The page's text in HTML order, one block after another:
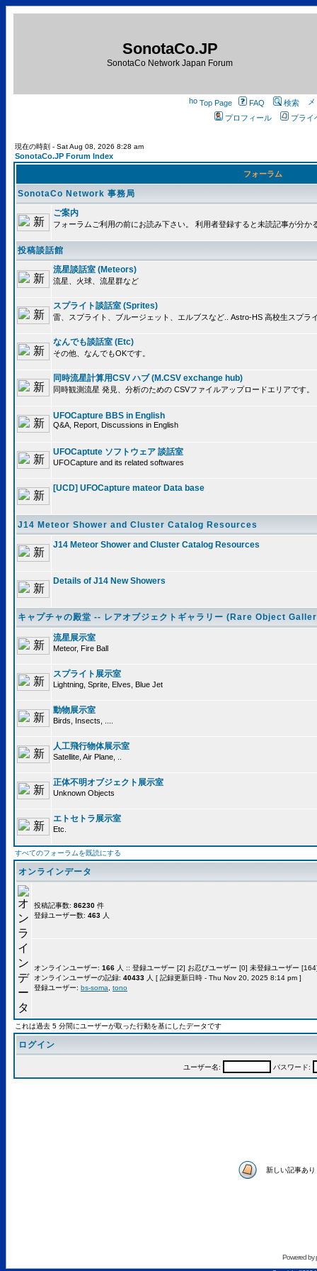
SonotaCo.JP
SonotaCo Network Japan Forum
Top Page FAQ
検索
プロフィール
プライ
現在の時刻 - Sat Aug 08, 2026 8:28 am
SonotaCo.JP Forum Index
フォーラム
SonotaCo Network 事務局
ご案内
フォーラムご利用の前にお読み下さい。 利用者登録すると未読記事が分か
投稿談話館
流星談話室 (Meteors)
流星、火球、流星群など
スプライト談話室 (Sprites)
雷、スプライト、ブルージェット、エルブスなど.. Astro-HS 高校生スプラ
なんでも談話室 (Etc)
その他、なんでもOKです。
同時流星計算用CSV ハブ (M.CSV exchange hub)
同時観測流星 発見、分析のための CSVファイルアップロードエリアです。
UFOCapture BBS in English
Q&A, Report, Discussions in English
UFOCaptute ソフトウェア 談話室
UFOCapture and its related softwares
[UCD] UFOCapture mateor Data base
J14 Meteor Shower and Cluster Catalog Resources
J14 Meteor Shower and Cluster Catalog Resources
Details of J14 New Showers
キャプチャの殿堂 -- レアオブジェクトギャラリー (Rare Object
流星展示室
Meteor, Fire Ball
スプライト展示室
Lightning, Sprite, Elves, Blue Jet
動物展示室
Birds, Insects, ....
人工飛行物体展示室
Satellite, Air Plane, ..
正体不明オブジェクト展示室
Unknown Objects
エトセトラ展示室
Etc.
すべてのフォーラムを既読にする
オンラインデータ
投稿記事数: 86230 件
登録ユーザー数: 463 人
オンラインユーザー: 166 人 :: 登録ユーザー [2] お忍びユーザー [0] 未登録ユーザー
オンラインユーザーの記録: 40433 人 [ 記録更新日時 - Thu Nov 20, 2025 8:14 pm ]
登録ユーザー: bs-soma tono
これは過去 5 分間にユーザーが取った行動を基にしたデータです
ログイン
ユーザー名: パスワード:
新しい記事あり
Powered by